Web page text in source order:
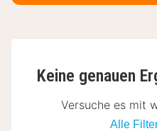
Keine genauen
Versuche es mit
Alle